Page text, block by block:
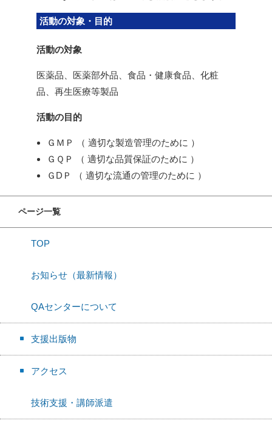
活動の対象・目的
活動の対象
医薬品、医薬部外品、食品・健康食品、化粧
品、再生医療等製品
活動の目的
ＧＭＰ （ 適切な製造管理のために ）
ＧＱＰ （ 適切な品質保証のために ）
ＧDＰ （ 適切な流通の管理のために ）
ページ一覧
TOP
お知らせ（最新情報）
QAセンターについて
支援出版物
アクセス
技術支援・講師派遣